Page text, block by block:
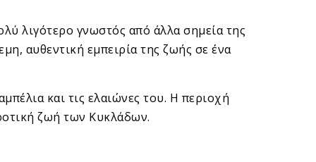
λιγότερο γνωστός από άλλα σημεία της
αυθεντική εμπειρία της ζωής σε ένα
και τις ελαιώνες του. Η περιοχή
ζωή των Κυκλάδων.